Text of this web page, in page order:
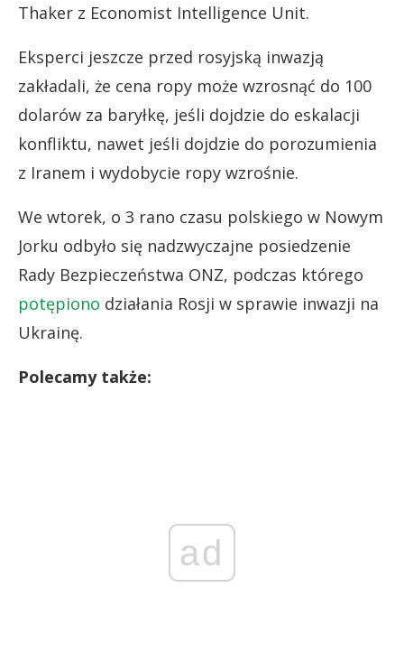
Thaker z Economist Intelligence Unit.
Eksperci jeszcze przed rosyjską inwazją
zakładali, że cena ropy może wzrosnąć do 100
dolarów za baryłkę, jeśli dojdzie do eskalacji
konfliktu, nawet jeśli dojdzie do porozumienia
z Iranem i wydobycie ropy wzrośnie.
We wtorek, o 3 rano czasu polskiego w Nowym
Jorku odbyło się nadzwyczajne posiedzenie
Rady Bezpieczeństwa ONZ, podczas którego
potępiono działania Rosji w sprawie inwazji na
Ukrainę.
Polecamy także:
ad